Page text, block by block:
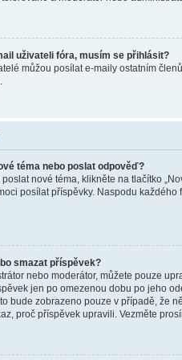
uživateli fóra, musím se přihlásit?
můžou posílat e-maily ostatním
téma nebo poslat odpověď?
nové téma, klikněte na tlačítko
posílat příspěvky. Naspodu
smazat příspěvek?
nebo moderátor, můžete pouze
jen po omezenou dobu po jeho
bude zobrazeno pouze v případě, že
proč příspěvek upravili. Vezměte